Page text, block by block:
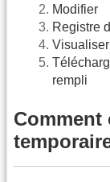
Modifier
Registre
rempli
Comment